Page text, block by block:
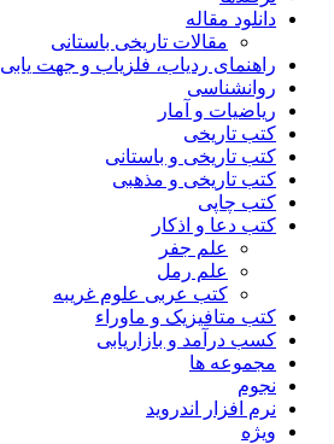
دانلود مقاله
مقالات تاریخی باستانی
راهنمای ردیاب، فلزیاب و جهت یابی
روانشناسی
ریاضیات و آمار
کتب تاریخی
کتب تاریخی و باستانی
کتب تاریخی و مذهبی
کتب چاپی
کتب دعا و اذکار
علم جفر
علم رمل
کتب عربی علوم غریبه
کتب متافیزیک و ماوراء
کسب درآمد و بازاریابی
مجموعه ها
نجوم
نرم افزار اندروید
ویژه